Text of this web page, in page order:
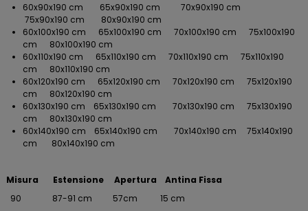
60x90x190 cm 65x90x190 cm 70x90x190 cm
75x90x190 cm 80x90x190 cm
60x100x190 cm 65x100x190 cm 70x100x190 cm 75x100x190
cm 80x100x190 cm
60x110x190 cm 65x110x190 cm 70x110x190 cm 75x110x190
cm 80x110x190 cm
60x120x190 cm 65x120x190 cm 70x120x190 cm 75x120x190
cm 80x120x190 cm
60x130x190 cm 65x130x190 cm 70x130x190 cm 75x130x190
cm 80x130x190 cm
60x140x190 cm 65x140x190 cm 70x140x190 cm 75x140x190
cm 80x140x190 cm
Misura Estensione Apertura Antina Fissa
90 87-91 cm 57cm 15 cm